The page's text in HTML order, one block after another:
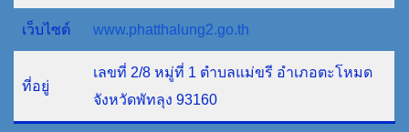
เว็บไซต์ www.phatthalung2.go.th
ที่อยู่
เลขที่ 2/8 หมู่ที่ 1 ตำบลแม่ขรี อำเภอตะโหมด
จังหวัดพัทลุง 93160